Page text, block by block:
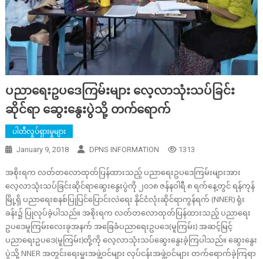
ပညာရေးဥပဒေကြမ်းများ လေ့လာသုံးသပ်ခြင်း
ဆိုင်ရာ ဆွေးနွေးပွဲသို့ တက်ရောက်
ပါတီလှုပ်ရှားမှုများ
January 9, 2018 DPNS INFORMATION 1313
အစိုးရက လတ်တလောထုတ်ပြန်ထားသည့် ပညာရေးဥပဒေကြမ်းများအား
လေ့လာသုံးသပ်ခြင်းဆိုင်ရာဆွေးနွေးပွဲကို ၂၀၁၈ ဇန်နဝါရီ ၈ ရက်နေ့တွင် ရန်ကုန်
မြို့ရှိ ပညာရေးစနစ်ပြုပြင်ပြောင်းလဲရေး နိုင်ငံလုံးဆိုင်ရာကွန်ရက် (NNER) ရုံး
ခန်း၌ ပြုလုပ်ခဲ့ပါသည်။ အစိုးရက လတ်တလောထုတ်ပြန်ထားသည့် ပညာရေး
ဥပဒေမူကြမ်းလေးခုအနက် အခြေခံပညာရေးဥပဒေ(မူကြမ်း) အဆင့်မြင့်
ပညာရေးဥပဒေ(မူကြမ်း)တို့ကို လေ့လာသုံးသပ်ဆွေးနွေးခဲ့ကြပါသည်။ ဆွေးနွေး
ပွဲသို့ NNER အတွင်းရေးမှူးအဖွဲ့ဝင်များ လုပ်ငန်းအဖွဲ့ဝင်များ တက်ရောက်ခဲ့ကြရာ